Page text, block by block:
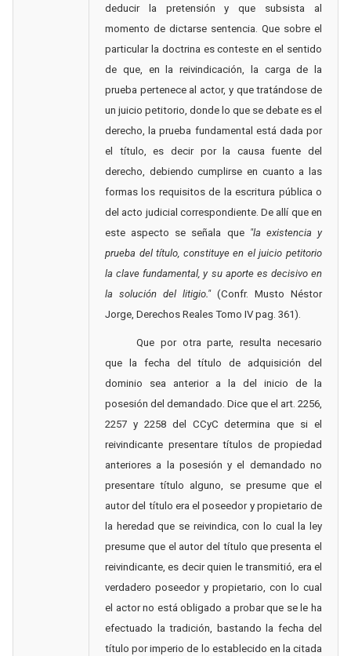
deducir la pretensión y que subsista al
momento de dictarse sentencia. Que sobre el
particular la doctrina es conteste en el sentido
de que, en la reivindicación, la carga de la
prueba pertenece al actor, y que tratándose de
un juicio petitorio, donde lo que se debate es el
derecho, la prueba fundamental está dada por
el título, es decir por la causa fuente del
derecho, debiendo cumplirse en cuanto a las
formas los requisitos de la escritura pública o
del acto judicial correspondiente. De allí que en
este aspecto se señala que "la existencia y
prueba del título, constituye en el juicio petitorio
la clave fundamental, y su aporte es decisivo en
la solución del litigio."(Confr. Musto Néstor
Jorge, Derechos Reales Tomo IV pag. 361).
Que por otra parte, resulta necesario
que la fecha del título de adquisición del
dominio sea anterior a la del inicio de la
posesión del demandado. Dice que el art. 2256,
2257 y 2258 del CCyC determina que si el
reivindicante presentare títulos de propiedad
anteriores a la posesión y el demandado no
presentare título alguno, se presume que el
autor del título era el poseedor y propietario de
la heredad que se reivindica, con lo cual la ley
presume que el autor del título que presenta el
reivindicante, es decir quien le transmitió, era el
verdadero poseedor y propietario, con lo cual
el actor no está obligado a probar que se le ha
efectuado la tradición, bastando la fecha del
título por imperio de lo establecido en la citada